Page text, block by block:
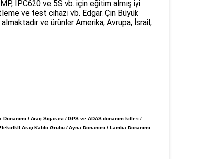
IPC620 ve 5S vb. için eğitim almış iyi
ve test cihazı vb. Edgar, Çin Büyük
ve ürünler Amerika, Avrupa, İsrail,
/ Araç Sigarası / GPS ve ADAS donanım kitleri /
Araç Kablo Grubu / Ayna Donanımı / Lamba Donanımı